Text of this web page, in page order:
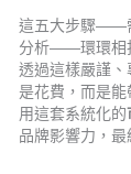
這五大步驟——
分析——環環相
透過這樣嚴謹
是花費，而是
用這套系統化的
品牌影響力，最